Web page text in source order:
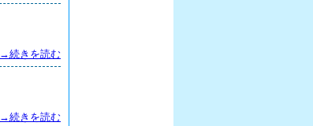
→続きを読む
→続きを読む